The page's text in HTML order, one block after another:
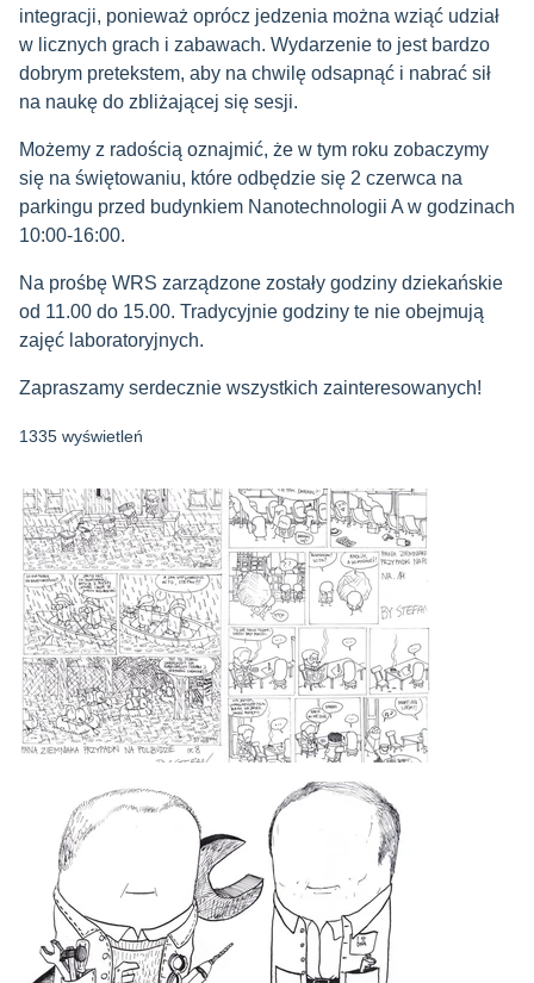
integracji, ponieważ oprócz jedzenia można wziąć udział
w licznych grach i zabawach. Wydarzenie to jest bardzo
dobrym pretekstem, aby na chwilę odsapnąć i nabrać sił
na naukę do zbliżającej się sesji.
Możemy z radością oznajmić, że w tym roku zobaczymy
się na świętowaniu, które odbędzie się 2 czerwca na
parkingu przed budynkiem Nanotechnologii A w godzinach
10:00-16:00.
Na prośbę WRS zarządzone zostały godziny dziekańskie
od 11.00 do 15.00. Tradycyjnie godziny te nie obejmują
zajęć laboratoryjnych.
Zapraszamy serdecznie wszystkich zainteresowanych!
1335 wyświetleń